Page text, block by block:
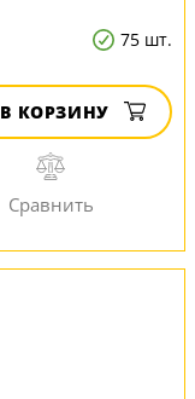
75 шт.
В КОРЗИНУ